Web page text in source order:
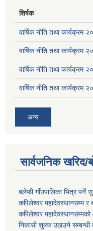
शिर्षक
वार्षिक नीति तथा कार्यक्रम
वार्षिक नीति तथा कार्यक्रम
वार्षिक नीति तथा कार्यक्रम
वार्षिक नीति तथा कार्यक्रम
अन्य
सार्वजनिक
बलेफी गाँउपालिका भित्र
कपिलेश्वर महादेवस्थानसम्म र
कपिलेश्वर
निकासी शुल्क उठाउने